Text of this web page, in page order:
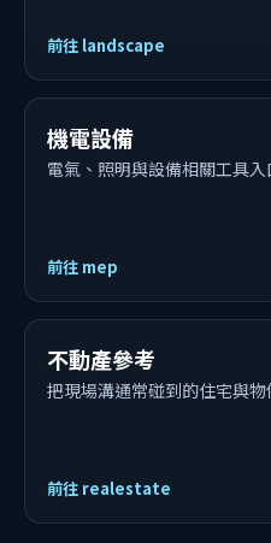
前往 landscape
機電設備
電氣、照明與設備相關工具
前往 mep
不動產參考
把現場溝通常碰到的住宅與
前往 realestate